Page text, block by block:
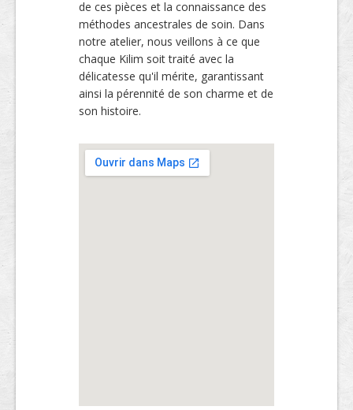
de ces pièces et la connaissance des
méthodes ancestrales de soin. Dans
notre atelier, nous veillons à ce que
chaque Kilim soit traité avec la
délicatesse qu'il mérite, garantissant
ainsi la pérennité de son charme et de
son histoire.